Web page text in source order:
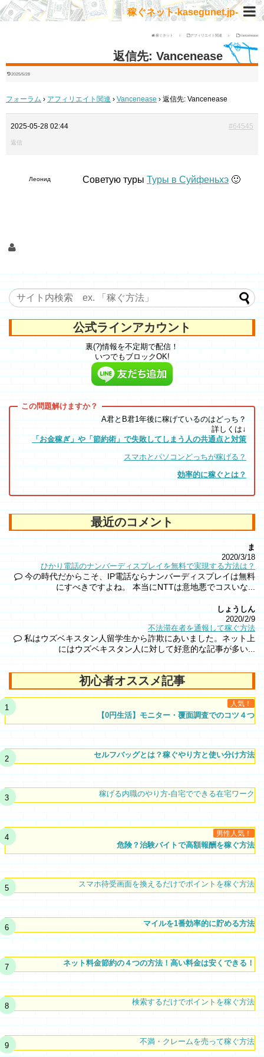
稼ぐネット-kasegunet.jp-
稼ぐネット アフィリエイト関連 Vancenease
返信先: Vancenease
2025/5/28
フォーラム › アフィリエイト関連 › Vancenease › 返信先: Vancenease
2025-05-28 02:44 #64545
返信
Леонид Советую туры Туры в Суйфеньхэ 🙂
公式ラインアカウント
裏(?)情報を不定期で配信！
いつでもブロックOK!
A君とB君1年後に稼げているのはどっち？
詳しくは↓
「お金稼ぎ」や「節約術」で失敗してしまう人の共通点と対策
スマホとパソコンどっちが稼げる？
効率的に稼ぐとは？
最近のコメント
ま
2020/3/18
ひかり電話のナンバーディスプレイを無料で実現する方法は？
今の時代だからこそ、IP電話ならナンバーディスプレイは無料
にすべきですよね。 本当にNTTは意地悪でコスいな...
しょうしん
2020/2/9
不法滞在者を通報して稼ぐ方法
私はウズベキスタン人留学生から詐欺にあいました。ネット上
にはウズベキスタン人に対して好意的な記事が多い...
初心者オススメ記事
人気！
【0円生活】モニター・覆面調査でのコツ４つ
セルフバッグとは？稼ぐやり方と使い分け方法
稼げる内職のやり方-自宅でできる在宅ワーク
男性人気！
危険？治験バイトで高額報酬を稼ぐ方法
スマホ待受画面を換えるだけでポイントを稼ぐ方法
マイルを1番効率的に貯める方法
ネット料金節約の４つの方法！高い料金は安くできる！
検索するだけでポイントを稼ぐ方法
不満・クレームを売って稼ぐ方法